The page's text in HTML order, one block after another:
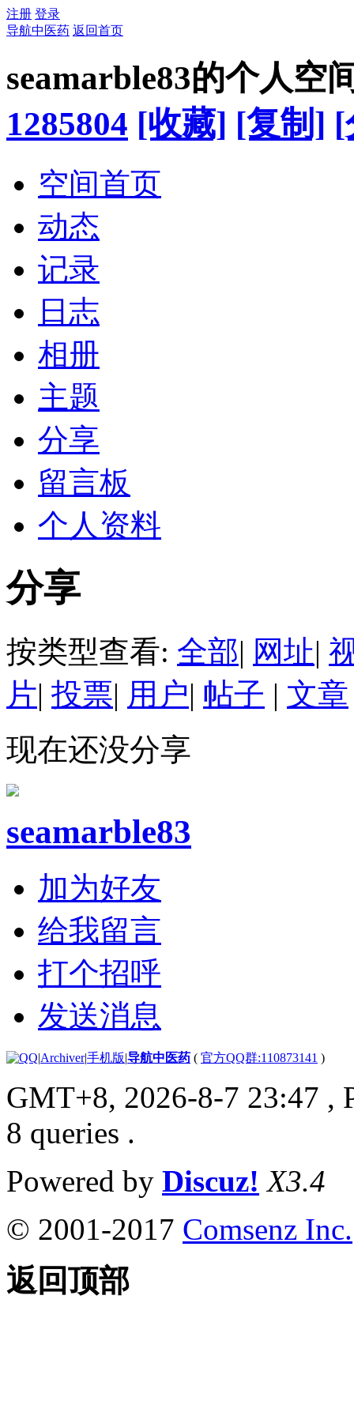
注册 登录
导航中医药 返回首页
seamarble83的个人空
1285804 [收藏] [复制] [
空间首页
动态
记录
日志
相册
主题
分享
留言板
个人资料
分享
按类型查看: 全部| 网址|
片| 投票| 用户| 帖子 | 文章
现在还没分享
seamarble83
加为好友
给我留言
打个招呼
发送消息
|Archiver|手机版|导航中医药 ( 官方QQ群:110873141 )
GMT+8, 2026-8-7 23:47 ,
8 queries .
Powered by Discuz! X3.4
© 2001-2017 Comsenz Inc.
返回顶部